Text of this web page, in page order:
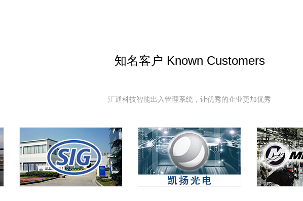
知名客户 Known Customers
汇通科技智能出入管理系统，让优秀的企业更加优秀